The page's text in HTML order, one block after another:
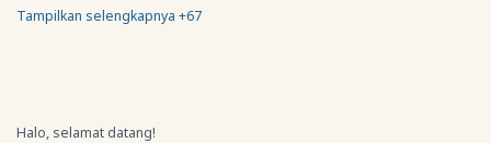
Tampilkan selengkapnya +67
Halo, selamat datang!